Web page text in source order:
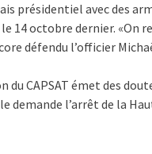
présidentiel avec des
le 14 octobre dernier. «On
défendu l’officier
CAPSAT émet des
demande l’arrêt de la